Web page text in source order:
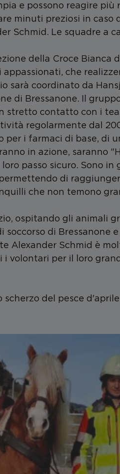
e possono reagire più
minuti preziosi in caso
Schmid. Le squadre a
della Croce Bianca
che
sarà coordinato da
di Bressanone. Il
stretto contatto con i
regolarmente dal
per i farmaci di base, di
in azione, saranno
passo sicuro. Sono
di
che non temono
ospitando gli animali
di Bressanone
Alexander Schmid è
volontari per il loro
del pesce